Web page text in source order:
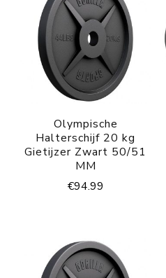
Olympische
Halterschijf 20 kg
Gietijzer Zwart 50/51
MM
€94.99